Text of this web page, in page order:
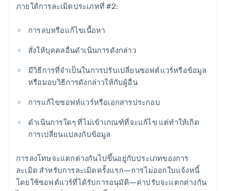
ภายใต้การละเมิดประเภทที่ #2:
การลบหรือแก้ไขเนื้อหา
สั่งให้บุคคลอื่นดําเนินการดังกล่าว
มีวิธีการที่จำเป็นในการปรับเปลี่ยนซอฟต์แวร์หรือข้อมูล
หรือมอบวิธีการดังกล่าวให้กับผู้อื่น
การแก้ไขซอฟท์แวร์หรือเอกสารประกอบ
ดําเนินการใดๆ ที่ไม่เข้าเกณฑ์ที่จะแก้ไข แต่ทําให้เกิด
การเปลี่ยนแปลงกับข้อมูล
การลงโทษจะแตกต่างกันไปขึ้นอยู่กับประเภทของการ
ละเมิด สำหรับการละเมิดครั้งแรก—การไม่ออกใบแจ้งหนี้
โดยใช้ซอฟต์แวร์ที่ได้รับการอนุมัติ—ค่าปรับจะแตกต่างกัน